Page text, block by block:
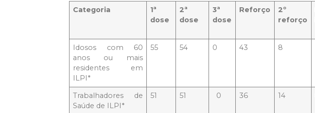
Categoria
1ª
dose
2ª
dose
3ª
dose
Reforço
2º
reforço
Idosos com 60
anos ou mais
residentes em
ILPI*
55 54 0 43 8
Trabalhadores de
Saúde de ILPI*
51 51 0 36 14